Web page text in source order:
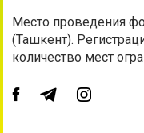
Место проведения
(Ташкент).
количество мест